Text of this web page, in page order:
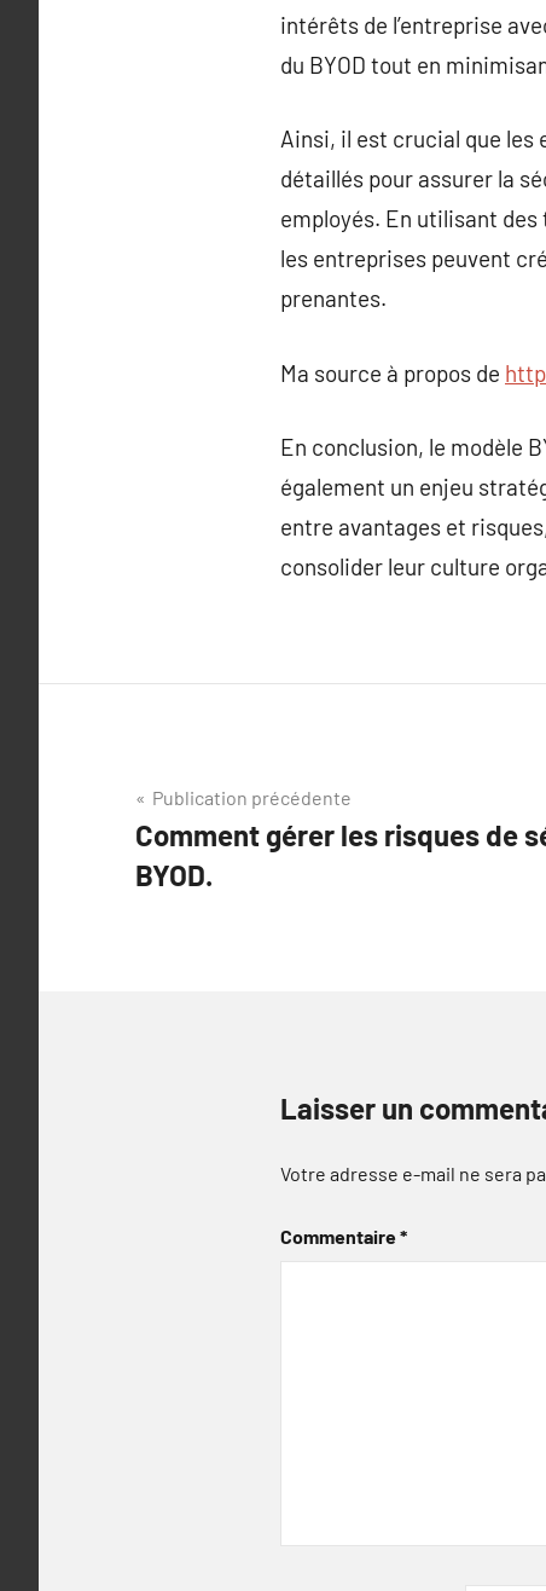
intérêts de l’entreprise
du BYOD tout en
Ainsi, il est crucial que les
détaillés pour assurer la
employés. En utilisant
les entreprises peuvent
prenantes.
Ma source à propos de
En conclusion, le modèle
également un enjeu
entre avantages et
consolider leur culture
Navigation
de
l’article
Publication précédente
Comment gérer les risques de
BYOD.
Laisser un
Votre adresse e-mail ne sera
Commentaire*